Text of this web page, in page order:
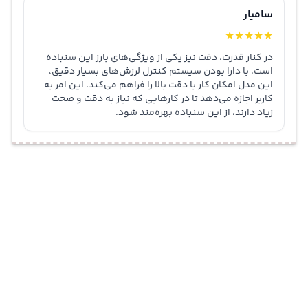
سامیار
★
★
★
★
★
در کنار قدرت، دقت نیز یکی از ویژگی‌های بارز این سنباده
است. با دارا بودن سیستم کنترل لرزش‌های بسیار دقیق،
این مدل امکان کار با دقت بالا را فراهم می‌کند. این امر به
کاربر اجازه می‌دهد تا در کارهایی که نیاز به دقت و صحت
زیاد دارند، از این سنباده بهره‌مند شود.